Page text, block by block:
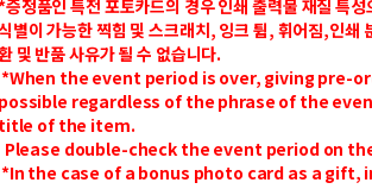
정품인 특전 포토카드의 경우 인쇄 출력물 재질 특
별이 가능한 찍힘 및 스크래치, 잉크 튐, 휘어짐,인쇄
및 반품 사유가 될 수 없습니다.
the event period is over, giving pre-
regardless of the phrase of the
of the item.
double-check the event period on
*In the case of a bonus photo card as a gift,